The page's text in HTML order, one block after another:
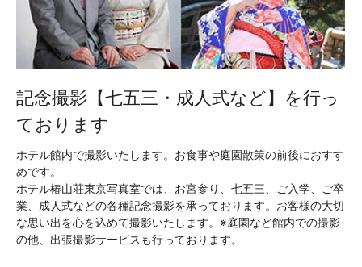
記念撮影【七五三・成人式など】を行っ
ております
ホテル館内で撮影いたします。お食事や庭園散策の前後におすす
めです。
ホテル椿山荘東京写真室では、お宮参り、七五三、ご入学、ご卒
業、成人式などの各種記念撮影を承っております。お客様の大切
な思い出を心を込めて撮影いたします。 ※庭園など館内での撮影
の他、出張撮影サービスも行っております。